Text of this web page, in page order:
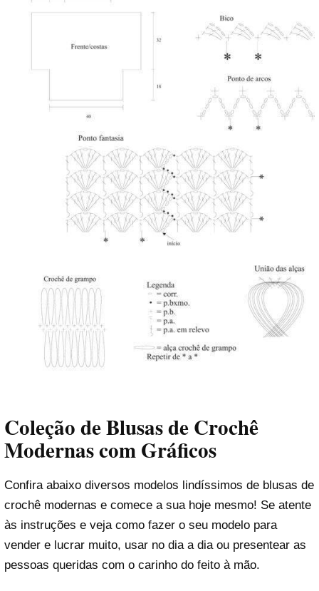
Coleção de Blusas de Crochê
Modernas com Gráficos
Confira abaixo diversos modelos lindíssimos de blusas de
crochê modernas e comece a sua hoje mesmo! Se atente
às instruções e veja como fazer o seu modelo para
vender e lucrar muito, usar no dia a dia ou presentear as
pessoas queridas com o carinho do feito à mão.